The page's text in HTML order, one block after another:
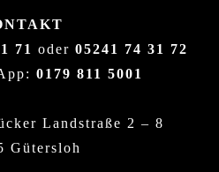
71 oder 05241 74 31 72
0179 811 5001
Landstraße 2 – 8
Gütersloh